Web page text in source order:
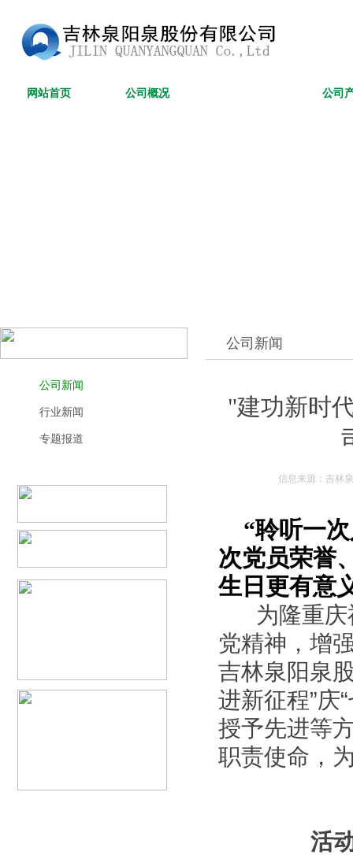
网站首页 公司概况 公司
公司新闻
行业新闻
专题报道
公司新闻
"建功新时
信息来源：吉林
“聆听一次
次党员荣誉
生日更有意
为隆重庆
党精神，增
吉林泉阳泉
进新征程”庆
授予先进等
职责使命，
活